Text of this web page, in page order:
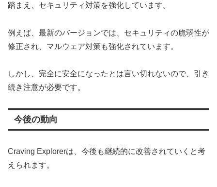
踏まえ、セキュリティ対策を強化しています。
例えば、最新のバージョンでは、セキュリティの脆弱性が
修正され、マルウェア対策も強化されています。
しかし、完全に安全になったとは言い切れないので、引き
続き注意が必要です。
今後の動向
Craving Explorerは、今後も継続的に改善されていくと考
えられます。